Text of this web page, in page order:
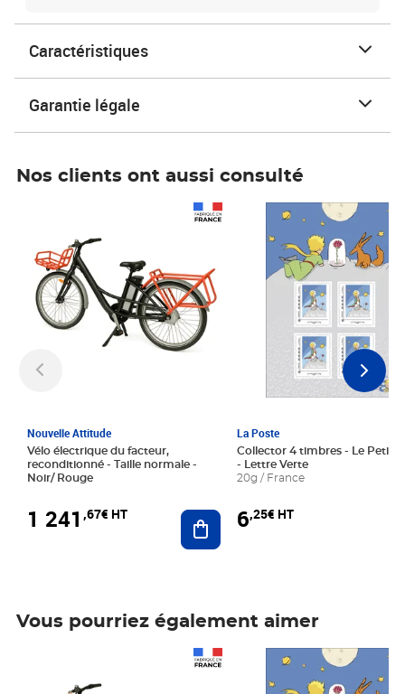
Caractéristiques
Garantie légale
Nos clients ont aussi consulté
Nouvelle Attitude
Vélo électrique du facteur,
reconditionné - Taille normale -
Noir/ Rouge
1 241 ,67€ HT Ajouter au panier
La Poste
Collector 4 timbres - Le Petit
- Lettre Verte
20g / France
6,25€ HT
Prix 6,25€ HT
Vous pourriez également aimer
Prix 6,25€ HT